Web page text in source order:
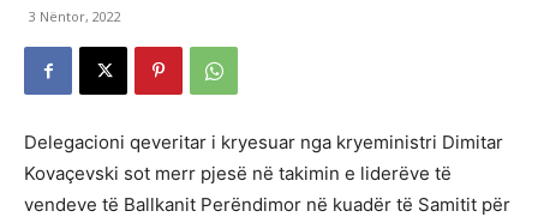
3 Nëntor, 2022
Delegacioni qeveritar i kryesuar nga kryeministri Dimitar
Kovaçevski sot merr pjesë në takimin e liderëve të
vendeve të Ballkanit Perëndimor në kuadër të Samitit për